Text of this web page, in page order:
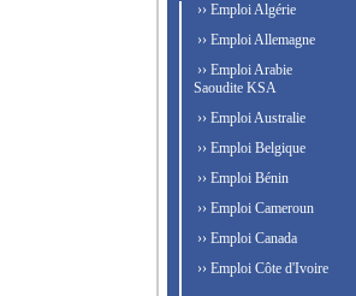
›› Emploi Algérie
›› Emploi Allemagne
›› Emploi Arabie
Saoudite KSA
›› Emploi Australie
›› Emploi Belgique
›› Emploi Bénin
›› Emploi Cameroun
›› Emploi Canada
›› Emploi Côte d'Ivoire